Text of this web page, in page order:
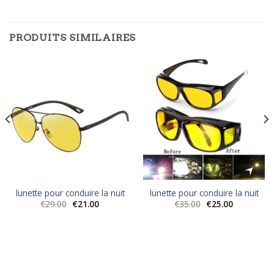
PRODUITS SIMILAIRES
lunette pour conduire la nuit
€29.00 €21.00
lunette pour conduire la nuit
€35.00 €25.00